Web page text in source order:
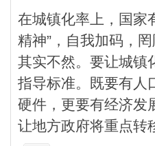
在城镇化率上，国家
精神”，自我加码，
其实不然。要让城镇
指导标准。既要有人
硬件，更要有经济发
让地方政府将重点转